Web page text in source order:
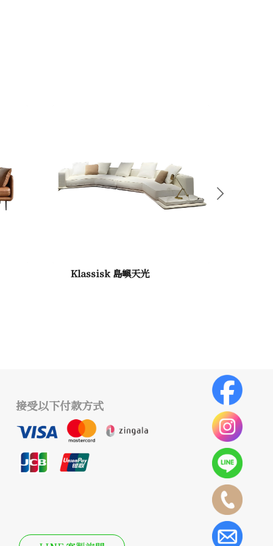
Klassisk 島嶼天光
下一頁
接受以下付款方式